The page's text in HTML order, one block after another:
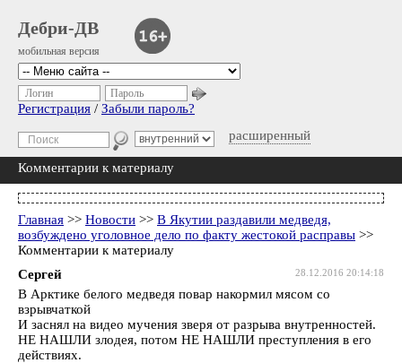
Дебри-ДВ
мобильная версия
расширенный
Логин Пароль
Регистрация / Забыли пароль?
Комментарии к материалу
Главная >> Новости >> В Якутии раздавили медведя,
возбуждено уголовное дело по факту жестокой расправы >>
Комментарии к материалу
28.12.2016 20:14:18
Сергей
В Арктике белого медведя повар накормил мясом со
взрывчаткой
И заснял на видео мучения зверя от разрыва внутренностей.
НЕ НАШЛИ злодея, потом НЕ НАШЛИ преступления в его
действиях.